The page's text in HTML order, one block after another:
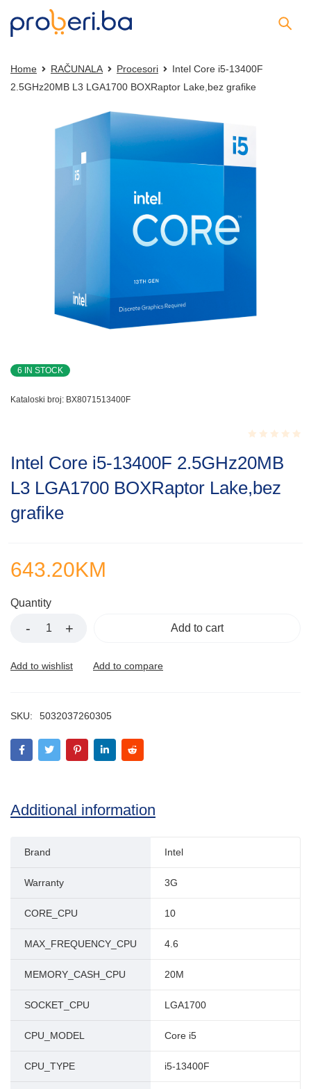
Home RAČUNALA Procesori
Intel Core i5-13400F
2.5GHz20MB L3 LGA1700 BOXRaptor Lake,bez grafike
6 IN STOCK
Kataloski broj: BX8071513400F
0.001
of
5
Intel Core i5-13400F 2.5GHz20MB
L3 LGA1700 BOXRaptor Lake,bez
grafike
643.20KM
Quantity
Add to cart
SKU: 5032037260305
Additional information
Brand Intel
Warranty 3G
CORE_CPU 10
MAX_FREQUENCY_CPU 4.6
MEMORY_CASH_CPU 20M
SOCKET_CPU LGA1700
CPU_MODEL Core i5
CPU_TYPE i5-13400F